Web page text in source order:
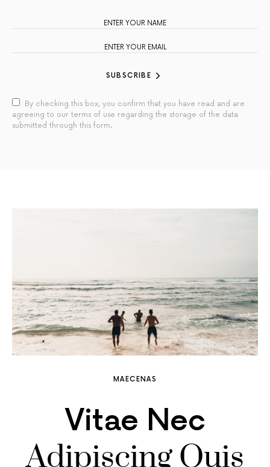
SUBSCRIBE
By checking this box, you confirm that you have read and are
agreeing to our terms of use regarding the storage of the data
submitted through this form.
MAECENAS
Vitae Nec
Adipiscing Quis